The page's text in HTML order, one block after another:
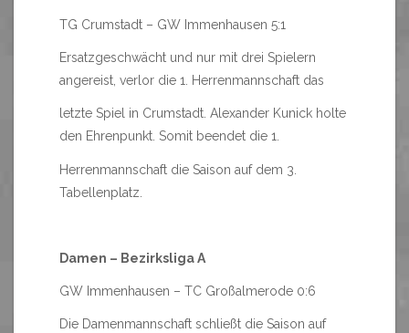
TG Crumstadt – GW Immenhausen 5:1
Ersatzgeschwächt und nur mit drei Spielern
angereist, verlor die 1. Herrenmannschaft das
letzte Spiel in Crumstadt. Alexander Kunick holte
den Ehrenpunkt. Somit beendet die 1.
Herrenmannschaft die Saison auf dem 3.
Tabellenplatz.
Damen – Bezirksliga A
GW Immenhausen – TC Großalmerode 0:6
Die Damenmannschaft schließt die Saison auf